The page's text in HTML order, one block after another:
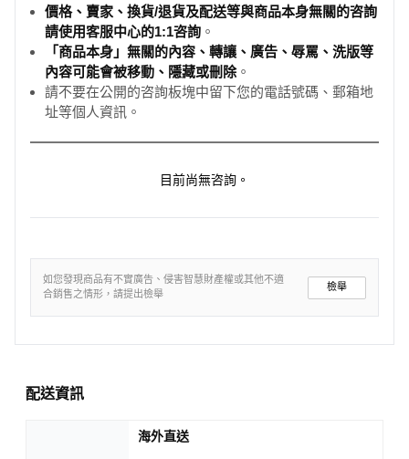
價格、賣家、換貨/退貨及配送等與商品本身無關的咨詢
請使用客服中心的1:1咨詢 。
「商品本身」無關的內容、轉讓、廣告、辱罵、洗版等
內容可能會被移動、隱藏或刪除。
請不要在公開的咨詢板塊中留下您的電話號碼、郵箱地
址等個人資訊。
目前尚無咨詢。
如您發現商品有不實廣告、侵害智慧財產權或其他不適
合銷售之情形，請提出檢舉
檢舉
配送資訊
海外直送